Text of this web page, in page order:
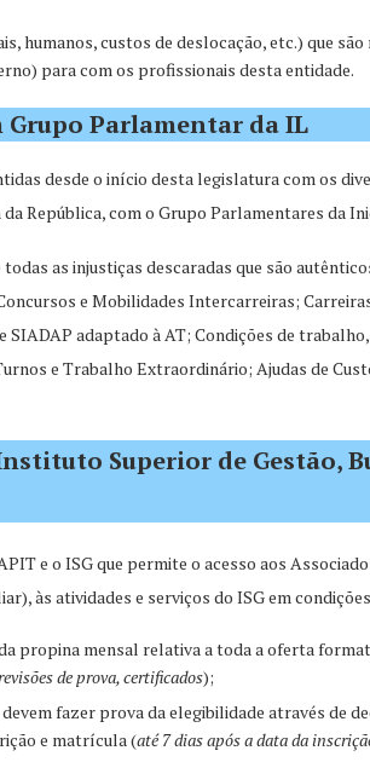
humanos, custos de deslocação, etc.) que
para com os profissionais desta entidade.
Grupo Parlamentar da IL
desde o início desta legislatura com os
República, com o Grupo Parlamentares da
as injustiças descaradas que são
e Mobilidades Intercarreiras;
SIADAP adaptado à AT; Condições de
e Trabalho Extraordinário; Ajudas de
Superior de Gestão,
e o ISG que permite o acesso aos
às atividades e serviços do ISG em
propina mensal relativa a toda a oferta
de prova, certificados);
fazer prova da elegibilidade através de
e matrícula (até 7 dias após a data da